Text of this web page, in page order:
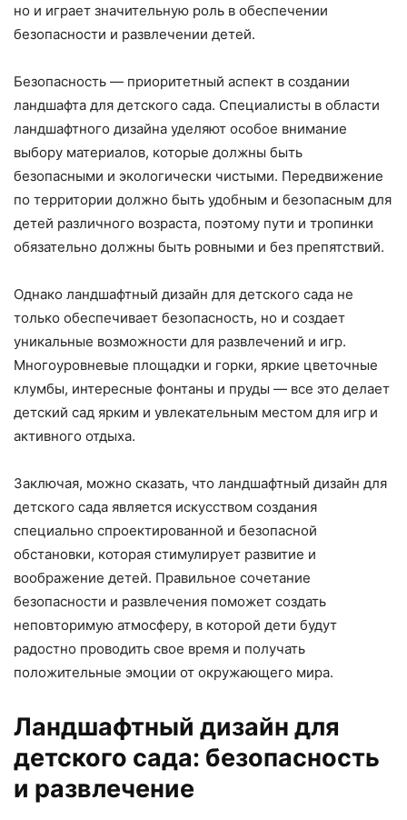
но и играет значительную роль в обеспечении
безопасности и развлечении детей.
Безопасность — приоритетный аспект в создании
ландшафта для детского сада. Специалисты в области
ландшафтного дизайна уделяют особое внимание
выбору материалов, которые должны быть
безопасными и экологически чистыми. Передвижение
по территории должно быть удобным и безопасным для
детей различного возраста, поэтому пути и тропинки
обязательно должны быть ровными и без препятствий.
Однако ландшафтный дизайн для детского сада не
только обеспечивает безопасность, но и создает
уникальные возможности для развлечений и игр.
Многоуровневые площадки и горки, яркие цветочные
клумбы, интересные фонтаны и пруды — все это делает
детский сад ярким и увлекательным местом для игр и
активного отдыха.
Заключая, можно сказать, что ландшафтный дизайн для
детского сада является искусством создания
специально спроектированной и безопасной
обстановки, которая стимулирует развитие и
воображение детей. Правильное сочетание
безопасности и развлечения поможет создать
неповторимую атмосферу, в которой дети будут
радостно проводить свое время и получать
положительные эмоции от окружающего мира.
Ландшафтный дизайн для
детского сада: безопасность
и развлечение